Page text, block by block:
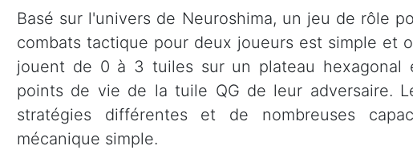
Basé sur l'univers de Neuroshima, un jeu de rôle
combats tactique pour deux joueurs est simple et
jouent de 0 à 3 tuiles sur un plateau hexagonal
points de vie de la tuile QG de leur adversaire.
stratégies différentes et de nombreuses
mécanique simple.